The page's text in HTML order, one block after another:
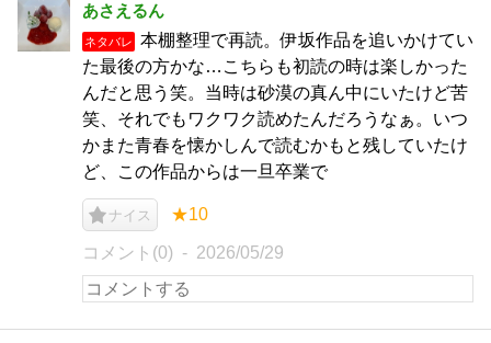
あさえるん
ネタバレ
本棚整理で再読。伊坂作品を追いかけてい
た最後の方かな…こちらも初読の時は楽しかった
んだと思う笑。当時は砂漠の真ん中にいたけど苦
笑、それでもワクワク読めたんだろうなぁ。いつ
かまた青春を懐かしんで読むかもと残していたけ
ど、この作品からは一旦卒業で
ナイス ★10
コメント(0) 2026/05/29